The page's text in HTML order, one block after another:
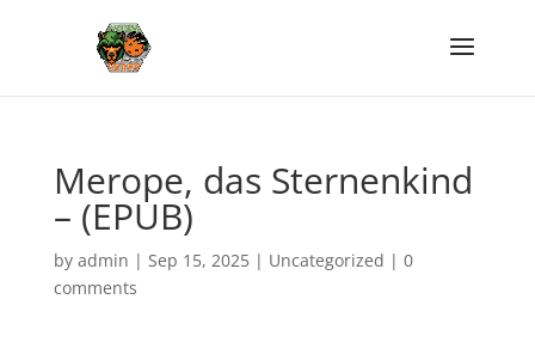
Merope, das Sternenkind
– (EPUB)
by admin | Sep 15, 2025| Uncategorized | 0
comments